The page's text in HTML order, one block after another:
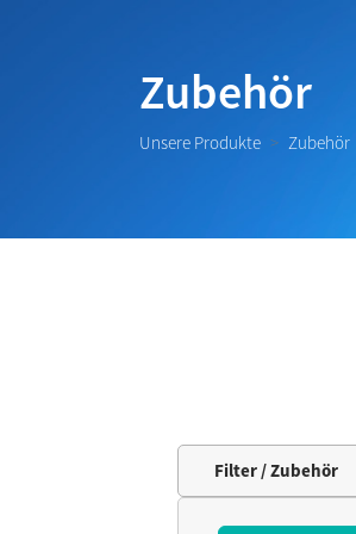
Zubehör
Unsere Produkte Zubehör
Filter / Zubehör